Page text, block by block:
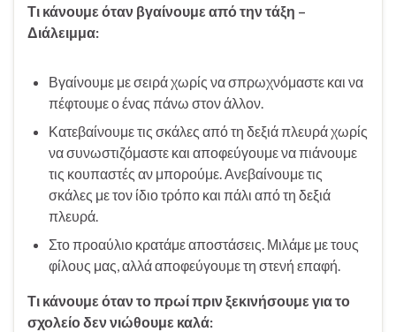
Τι κάνουμε όταν βγαίνουμε από την τάξη –
Διάλειμμα:
Βγαίνουμε με σειρά χωρίς να σπρωχνόμαστε και να
πέφτουμε ο ένας πάνω στον άλλον.
Κατεβαίνουμε τις σκάλες από τη δεξιά πλευρά χωρίς
να συνωστιζόμαστε και αποφεύγουμε να πιάνουμε
τις κουπαστές αν μπορούμε. Ανεβαίνουμε τις
σκάλες με τον ίδιο τρόπο και πάλι από τη δεξιά
πλευρά.
Στο προαύλιο κρατάμε αποστάσεις. Μιλάμε με τους
φίλους μας, αλλά αποφεύγουμε τη στενή επαφή.
Τι κάνουμε όταν το πρωί πριν ξεκινήσουμε για το
σχολείο δεν νιώθουμε καλά: